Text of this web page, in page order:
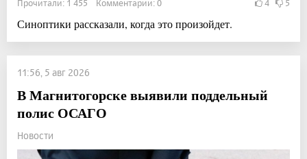
Прочитали: 1 455 Комментарии: 0 4 5
Синоптики рассказали, когда это произойдет.
11:56, 5 авг 2026
В Магнитогорске выявили поддельный
полис ОСАГО
Новости